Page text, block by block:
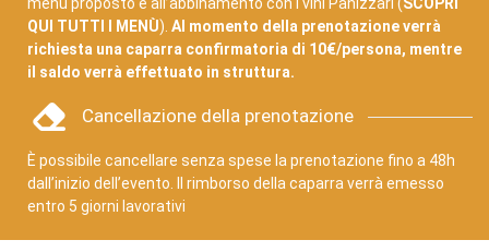
QUI TUTTI I MENÙ). Al momento della prenotazione verrà
richiesta una caparra confirmatoria di 10€/persona, mentre
il saldo verrà effettuato in struttura.
Cancellazione della prenotazione
È possibile cancellare senza spese la prenotazione fino a 48h
dall’inizio dell’evento. Il rimborso della caparra verrà emesso
entro 5 giorni lavorativi